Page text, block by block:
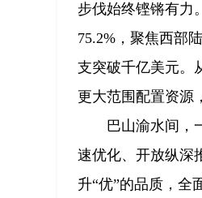
步伐始终铿锵有力
75.2%，聚焦西部
支突破千亿美元。
更大范围配置资源
巴山渝水间，
速优化、开放纵深
升“优”的品质，全